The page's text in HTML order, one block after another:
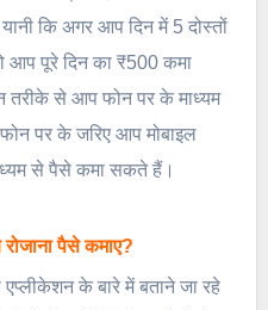
कि अगर आप दिन में 5 दोस्तों
आप पूरे दिन का ₹500 कमा
से आप फोन पर के माध्यम
पर के जरिए आप मोबाइल
से पैसे कमा सकते हैं।
पैसे कमाए?
के बारे में बताने जा रहे